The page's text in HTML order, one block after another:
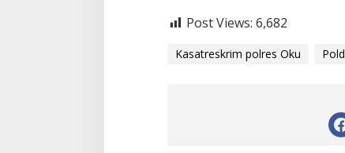
Post Views: 6,682
Kasatreskrim polres Oku